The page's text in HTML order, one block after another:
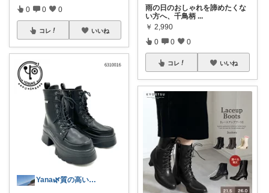
0 0 0
コレ いいね
Yana🌿質の高い暮らしのROOM
雨の日のおしゃれを諦めたくな
い方へ、千鳥柄 ...
￥ 2,990
0 0 0
コレ いいね